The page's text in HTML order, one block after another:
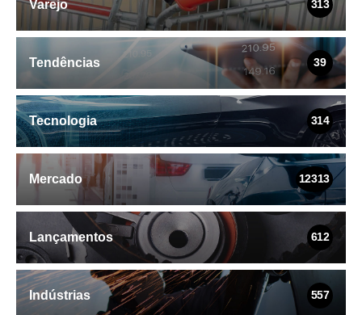
Varejo 313
Tendências 39
Tecnologia 314
Mercado 12313
Lançamentos 612
Indústrias 557